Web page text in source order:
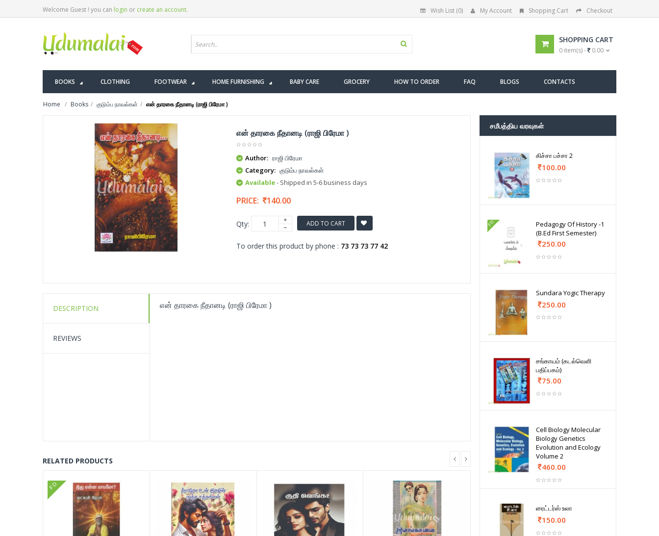
Welcome Guest ! you can login or create an account. Wish List (0) My Account Shopping Cart Checkout
SHOPPING CART
0 item(s) - 0.00
BOOKS CLOTHING FOOTWEAR HOME FURNISHING BABY CARE GROCERY HOW TO ORDER FAQ BLOGS CONTACTS
Home Books குடும்ப நாவல்கள் என் தாரகை நீதானடி (ராஜி பிரேமா )
என் தாரகை நீதானடி (ராஜி பிரேமா )
Author: ராஜி பிரேமா
Category: குடும்ப நாவல்கள்
Available- Shipped in 5-6 business days
PRICE: 140.00
Qty: ADD TO CART
To order this product by phone : 73 73 73 77 42
DESCRIPTION
REVIEWS
என் தாரகை நீதானடி (ராஜி பிரேமா )
RELATED PRODUCTS
FD
சமீபத்திய வரவுகள்
கிச்சா பச்சா 2
100.00
FD
Pedagogy Of History -1
(B.Ed First Semester)
250.00
Sundara Yogic Therapy
250.00
சங்காயம் (கடல்வெளி
பதிப்பகம்)
75.00
Cell Biology Molecular
Biology Genetics
Evolution and Ecology
Volume 2
460.00
ரைட்டர்ஸ் உலா
150.00